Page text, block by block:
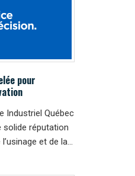
pour
Industriel Québec
solide réputation
et de la...